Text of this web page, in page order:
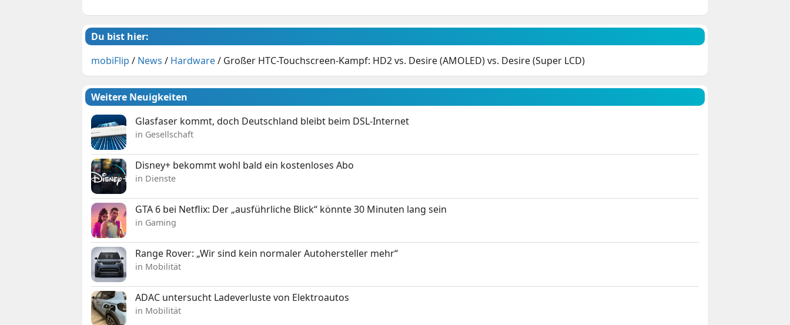
Du bist hier:
mobiFlip / News / Hardware/ Großer HTC-Touchscreen-Kampf: HD2 vs. Desire (AMOLED) vs. Desire (Super LCD)
Weitere Neuigkeiten
Glasfaser kommt, doch Deutschland bleibt beim DSL-Internet
in Gesellschaft
Disney+ bekommt wohl bald ein kostenloses Abo
in Dienste
GTA 6 bei Netflix: Der „ausführliche Blick“ könnte 30 Minuten lang sein
in Gaming
Range Rover: „Wir sind kein normaler Autohersteller mehr“
in Mobilität
ADAC untersucht Ladeverluste von Elektroautos
in Mobilität